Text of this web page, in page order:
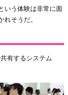
いう体験は非常に面
そうだ。
有するシステム